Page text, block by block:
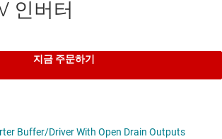
인버터
지금 주문하기
Buffer/Driver With Open Drain Outputs